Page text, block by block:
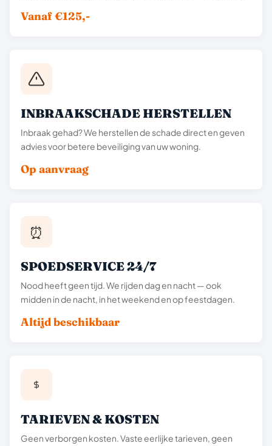
Vanaf €125,-
INBRAAKSCHADE HERSTELLEN
Inbraak gehad? We herstellen de schade direct en geven
advies voor betere beveiliging van uw woning.
Op aanvraag
⏰
SPOEDSERVICE 24/7
Nood heeft geen tijd. We rijden dag en nacht — ook
midden in de nacht, in het weekend en op feestdagen.
Altijd beschikbaar
TARIEVEN & KOSTEN
Geen verborgen kosten. Vaste eerlijke tarieven, geen